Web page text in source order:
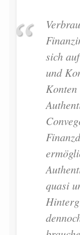
sich
und
Konten
quasi